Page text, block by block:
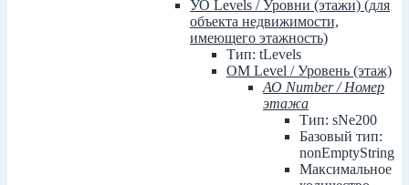
УО Levels / Уровни (этажи) (для
объекта недвижимости,
имеющего этажность)
Тип: tLevels
ОМ Level / Уровень (этаж)
АО Number / Номер
этажа
Тип: sNe200
Базовый тип:
nonEmptyString
Максимальное